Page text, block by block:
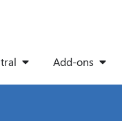
Add-ons